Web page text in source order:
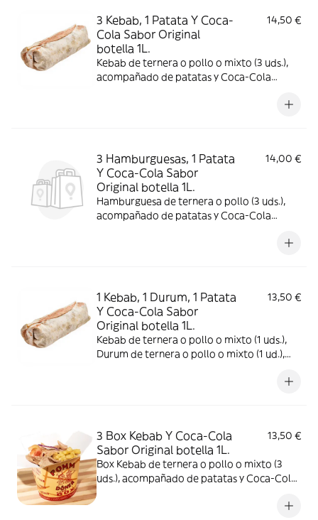
3 Kebab, 1 Patata Y Coca-
Cola Sabor Original
botella 1L.
14,50 €
Kebab de ternera o pollo o mixto (3 uds.),
acompañado de patatas y Coca-Cola
3 Hamburguesas, 1 Patata
Y Coca-Cola Sabor
Original botella 1L.
14,00 €
Hamburguesa de ternera o pollo (3 uds.),
acompañado de patatas y Coca-Cola
1 Kebab, 1 Durum, 1 Patata
Y Coca-Cola Sabor
Original botella 1L.
13,50 €
Kebab de ternera o pollo o mixto (1 uds.),
Durum de ternera o pollo o mixto (1 ud.),
3 Box Kebab Y Coca-Cola
Sabor Original botella 1L.
13,50 €
Box Kebab de ternera o pollo o mixto (3
uds.), acompañado de patatas y Coca-Cola